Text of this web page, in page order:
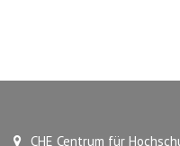
CHE Centrum für